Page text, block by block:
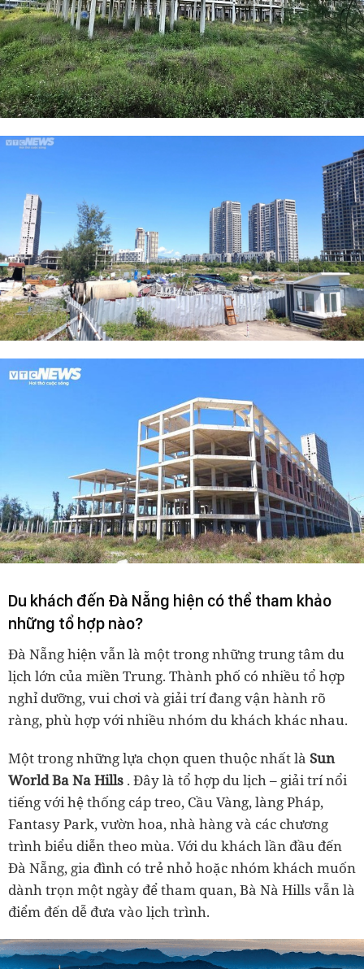
Du khách đến Đà Nẵng hiện có thể tham khảo
những tổ hợp nào?
Đà Nẵng hiện vẫn là một trong những trung tâm du
lịch lớn của miền Trung. Thành phố có nhiều tổ hợp
nghỉ dưỡng, vui chơi và giải trí đang vận hành rõ
ràng, phù hợp với nhiều nhóm du khách khác nhau.
Một trong những lựa chọn quen thuộc nhất là Sun
World Ba Na Hills . Đây là tổ hợp du lịch – giải trí nổi
tiếng với hệ thống cáp treo, Cầu Vàng, làng Pháp,
Fantasy Park, vườn hoa, nhà hàng và các chương
trình biểu diễn theo mùa. Với du khách lần đầu đến
Đà Nẵng, gia đình có trẻ nhỏ hoặc nhóm khách muốn
dành trọn một ngày để tham quan, Bà Nà Hills vẫn là
điểm đến dễ đưa vào lịch trình.